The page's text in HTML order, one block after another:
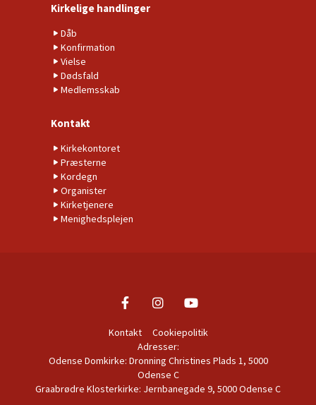
Kirkelige handlinger
Dåb
Konfirmation
Vielse
Dødsfald
Medlemsskab
Kontakt
Kirkekontoret
Præsterne
Kordegn
Organister
Kirketjenere
Menighedsplejen
Kontakt
Cookiepolitik
Adresser:
Odense Domkirke: Dronning Christines Plads 1, 5000
Odense C
Graabrødre Klosterkirke: Jernbanegade 9, 5000 Odense C